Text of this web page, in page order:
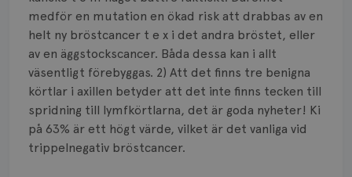
medför en mutation en ökad risk att drabbas av en
helt ny bröstcancer t e x i det andra bröstet, eller
av en äggstockscancer. Båda dessa kan i allt
väsentligt förebyggas. 2) Att det finns tre benigna
körtlar i axillen betyder att det inte finns tecken till
spridning till lymfkörtlarna, det är goda nyheter! Ki
på 63% är ett högt värde, vilket är det vanliga vid
trippelnegativ bröstcancer.